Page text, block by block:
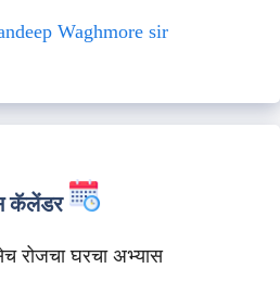
Waghmore sir
कॅलेंडर
रोजचा घरचा अभ्यास